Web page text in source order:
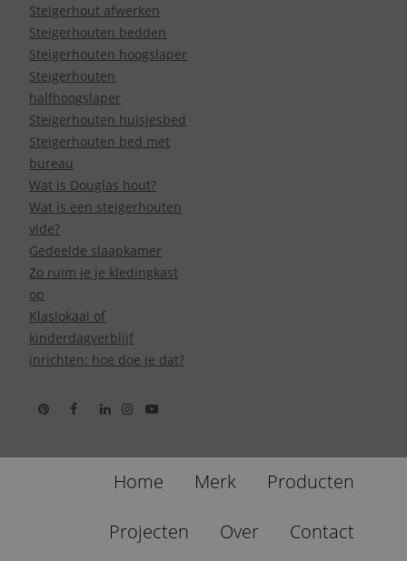
Steigerhout afwerken
Steigerhouten bedden
Steigerhouten hoogslaper
Steigerhouten
halfhoogslaper
Steigerhouten huisjesbed
Steigerhouten bed met
bureau
Wat is Douglas hout?
Wat is een steigerhouten
vide?
Gedeelde slaapkamer
Zo ruim je je kledingkast
op
Klaslokaal of
kinderdagverblijf
inrichten: hoe doe je dat?
Home Merk Producten
Projecten Over Contact